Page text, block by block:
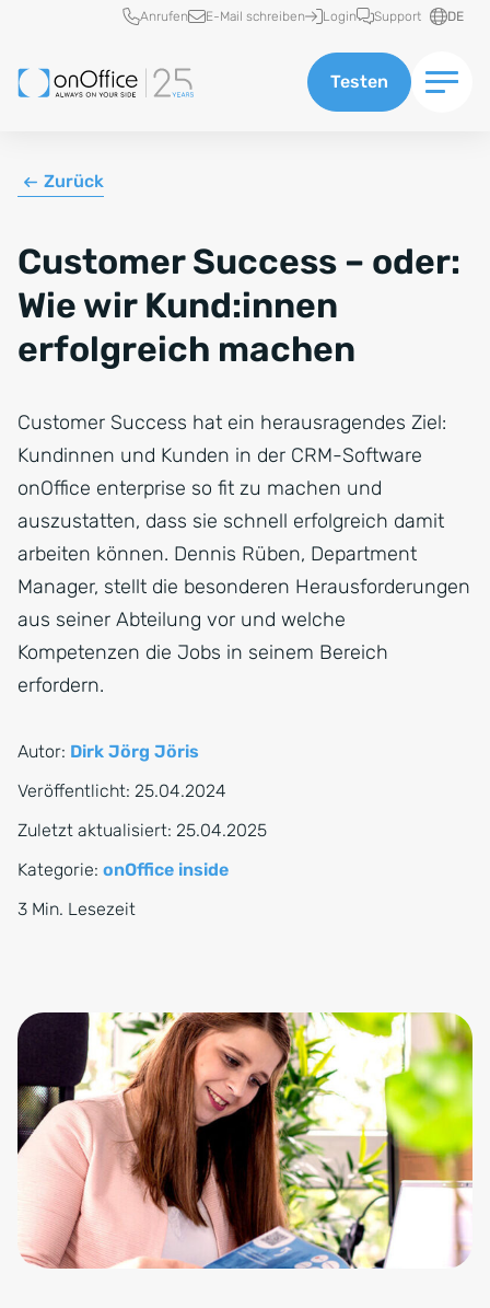
Schnellzugriff
Anrufen E-Mail schreiben Login Support DE
Testen
Zurück
Customer Success – oder:
Wie wir Kund:innen
erfolgreich machen
Customer Success hat ein herausragendes Ziel:
Kundinnen und Kunden in der CRM-Software
onOffice enterprise so fit zu machen und
auszustatten, dass sie schnell erfolgreich damit
arbeiten können. Dennis Rüben, Department
Manager, stellt die besonderen Herausforderungen
aus seiner Abteilung vor und welche
Kompetenzen die Jobs in seinem Bereich
erfordern.
Autor: Dirk Jörg Jöris
Veröffentlicht: 25.04.2024
Zuletzt aktualisiert: 25.04.2025
Kategorie: onOffice inside
3 Min. Lesezeit